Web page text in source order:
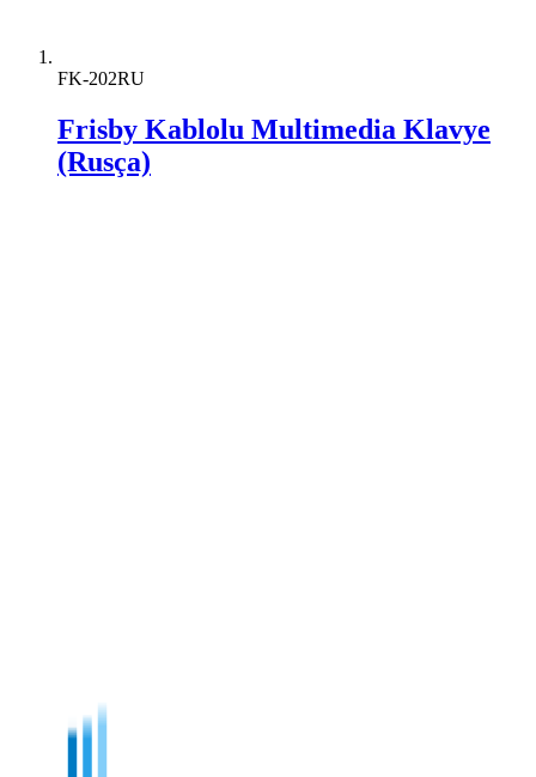
FK-202RU
Frisby Kablolu Multimedia Klavye
(Rusça)